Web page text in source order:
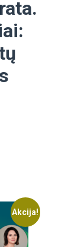
Akcija!